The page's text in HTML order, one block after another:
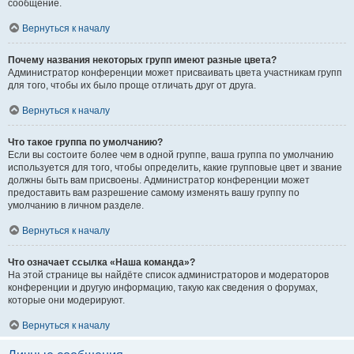
сообщение.
Вернуться к началу
Почему названия некоторых групп имеют разные цвета?
Администратор конференции может присваивать цвета участникам групп
для того, чтобы их было проще отличать друг от друга.
Вернуться к началу
Что такое группа по умолчанию?
Если вы состоите более чем в одной группе, ваша группа по умолчанию
используется для того, чтобы определить, какие групповые цвет и звание
должны быть вам присвоены. Администратор конференции может
предоставить вам разрешение самому изменять вашу группу по
умолчанию в личном разделе.
Вернуться к началу
Что означает ссылка «Наша команда»?
На этой странице вы найдёте список администраторов и модераторов
конференции и другую информацию, такую как сведения о форумах,
которые они модерируют.
Вернуться к началу